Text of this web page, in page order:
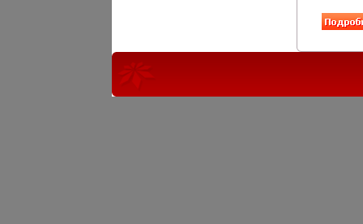
дизайн Для
удобства
ведро